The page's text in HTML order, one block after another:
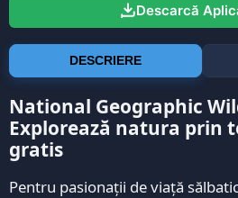
Descarcă
DESCRIERE
National Geographic
Explorează natura prin
gratis
Pentru pasionații de viață